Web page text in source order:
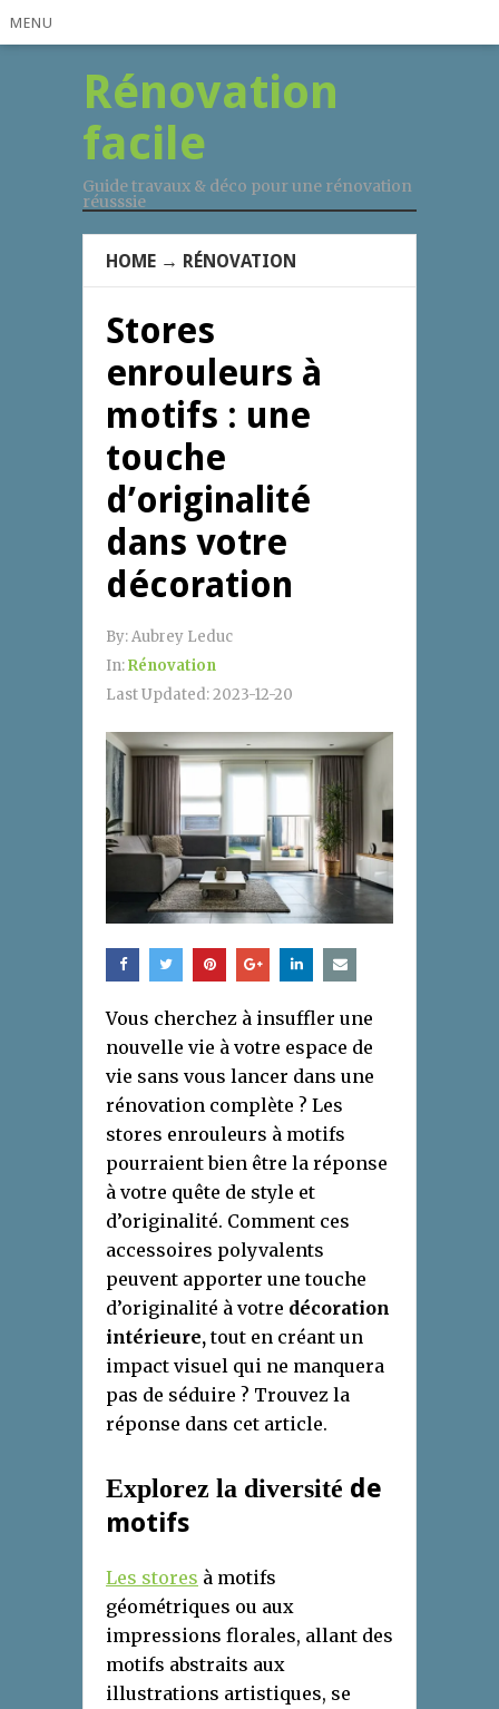
MENU
Rénovation
facile
Guide travaux & déco pour une rénovation
réusssie
HOME → RÉNOVATION
Stores
enrouleurs à
motifs : une
touche
d’originalité
dans votre
décoration
By:Aubrey Leduc
In:Rénovation
Last Updated:2023-12-20
Vous cherchez à insuffler une
nouvelle vie à votre espace de
vie sans vous lancer dans une
rénovation complète ? Les
stores enrouleurs à motifs
pourraient bien être la réponse
à votre quête de style et
d’originalité. Comment ces
accessoires polyvalents
peuvent apporter une touche
d’originalité à votre décoration
intérieure,tout en créant un
impact visuel qui ne manquera
pas de séduire ? Trouvez la
réponse dans cet article.
Explorez la diversité de
motifs
Les stores à motifs
géométriques ou aux
impressions florales, allant des
motifs abstraits aux
illustrations artistiques, se